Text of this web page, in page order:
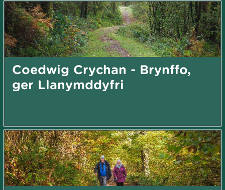
Coedwig Crychan - Brynffo,
ger Llanymddyfri